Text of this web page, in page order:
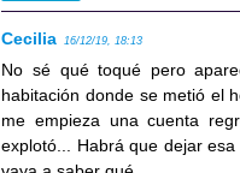
Cecilia 16/12/19, 18:13
No sé qué toqué pero
habitación donde se metió el
me empieza una cuenta
explotó... Habrá que dejar